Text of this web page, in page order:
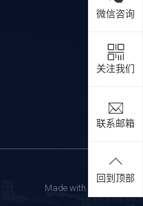
微信咨询
关注我们
联系邮箱
回到顶部
Made with